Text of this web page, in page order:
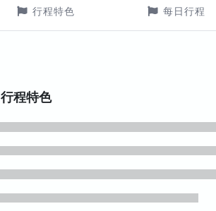
行程特色 每日行程
行程特色